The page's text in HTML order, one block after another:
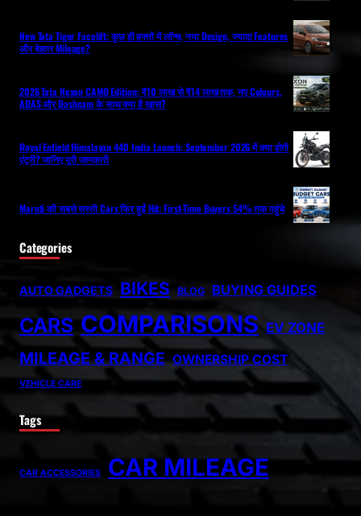
New Tata Tigor Facelift: कुछ ही हफ्तों में लॉन्च, नया Design, ज्यादा Features
और बेहतर Mileage?
2026 Tata Nexon CAMO Edition: ₹10 लाख से ₹14 लाख तक, नए Colours,
ADAS और Dashcam के साथ क्या है खास?
Royal Enfield Himalayan 440 India Launch: September 2026 में क्या होगी
एंट्री? जानिए पूरी जानकारी
Maruti की सबसे सस्ती Cars फिर हुईं Hit: First-Time Buyers 54% तक पहुंचे
Categories
AUTO GADGETS BIKES BLOG BUYING GUIDES
CARS COMPARISONS EV ZONE
MILEAGE & RANGE OWNERSHIP COST
VEHICLE CARE
Tags
CAR ACCESSORIES CAR MILEAGE